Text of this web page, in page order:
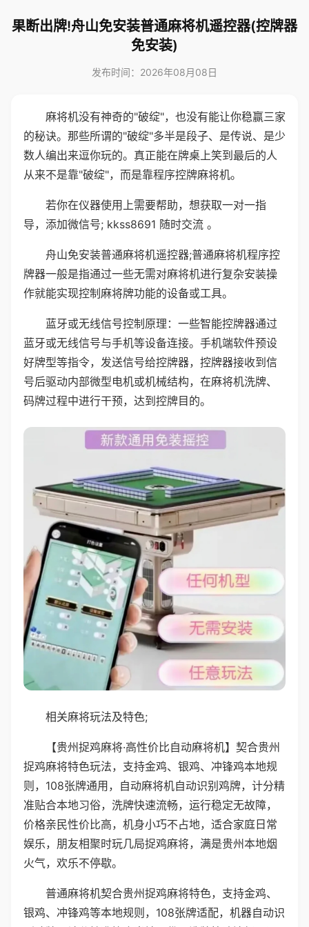
果断出牌!舟山免安装普通麻将机遥控器(控牌器
免安装)
发布时间：2026年08月08日
麻将机没有神奇的"破绽"，也没有能让你稳赢三家
的秘诀。那些所谓的"破绽"多半是段子、是传说、是少
数人编出来逗你玩的。真正能在牌桌上笑到最后的人
从来不是靠"破绽"，而是靠程序控牌麻将机。
若你在仪器使用上需要帮助，想获取一对一指
导，添加微信号; kkss8691 随时交流 。
舟山免安装普通麻将机遥控器;普通麻将机程序控
牌器一般是指通过一些无需对麻将机进行复杂安装操
作就能实现控制麻将牌功能的设备或工具。
蓝牙或无线信号控制原理：一些智能控牌器通过
蓝牙或无线信号与手机等设备连接。手机端软件预设
好牌型等指令，发送信号给控牌器，控牌器接收到信
号后驱动内部微型电机或机械结构，在麻将机洗牌、
码牌过程中进行干预，达到控牌目的。
相关麻将玩法及特色;
【贵州捉鸡麻将·高性价比自动麻将机】契合贵州
捉鸡麻将特色玩法，支持金鸡、银鸡、冲锋鸡本地规
则，108张牌通用，自动麻将机自动识别鸡牌，计分精
准贴合本地习俗，洗牌快速流畅，运行稳定无故障，
价格亲民性价比高，机身小巧不占地，适合家庭日常
娱乐，朋友相聚时玩几局捉鸡麻将，满是贵州本地烟
火气，欢乐不停歇。
普通麻将机契合贵州捉鸡麻将特色，支持金鸡、
银鸡、冲锋鸡等本地规则，108张牌适配，机器自动识